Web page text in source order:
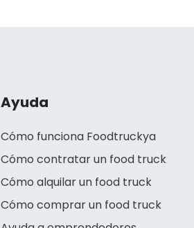
Ayuda
Cómo funciona Foodtruckya
Cómo contratar un food truck
Cómo alquilar un food truck
Cómo comprar un food truck